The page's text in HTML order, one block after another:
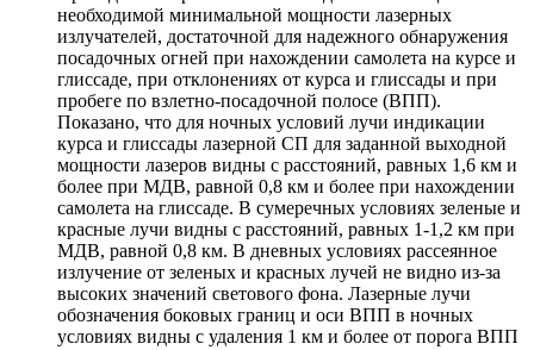
необходимой минимальной мощности лазерных
излучателей, достаточной для надежного обнаружения
посадочных огней при нахождении самолета на курсе и
глиссаде, при отклонениях от курса и глиссады и при
пробеге по взлетно-посадочной полосе (ВПП).
Показано, что для ночных условий лучи индикации
курса и глиссады лазерной СП для заданной выходной
мощности лазеров видны с расстояний, равных 1,6 км и
более при МДВ, равной 0,8 км и более при нахождении
самолета на глиссаде. В сумеречных условиях зеленые и
красные лучи видны с расстояний, равных 1-1,2 км при
МДВ, равной 0,8 км. В дневных условиях рассеянное
излучение от зеленых и красных лучей не видно из-за
высоких значений светового фона. Лазерные лучи
обозначения боковых границ и оси ВПП в ночных
условиях видны с удаления 1 км и более от порога ВПП